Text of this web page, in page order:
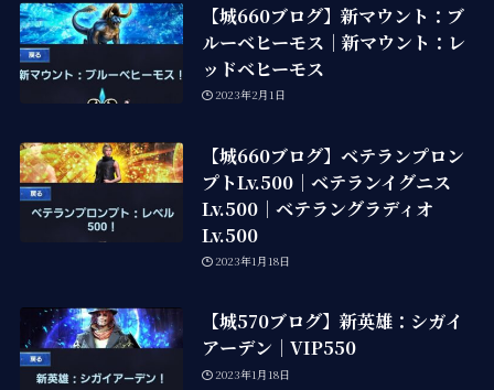
【城660ブログ】新マウント：ブ
ルーベヒーモス｜新マウント：レ
ッドベヒーモス
2023年2月1日
【城660ブログ】ベテランプロン
プトLv.500｜ベテランイグニス
Lv.500｜ベテラングラディオ
Lv.500
2023年1月18日
【城570ブログ】新英雄：シガイ
アーデン｜VIP550
2023年1月18日